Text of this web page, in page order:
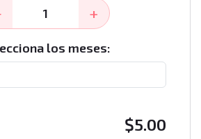
+
los meses:
$5.00